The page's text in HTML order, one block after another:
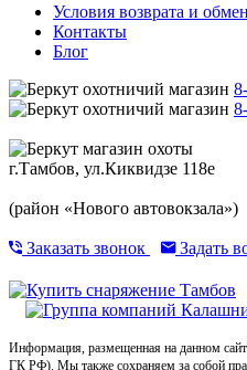
Условия возврата и
Контакты
Блог
8-
8-
г.Тамбов, ул.Киквидзе 118е
(район «Нового автовокзала»)
Заказать звонок Задать
Информация, размещенная на данном
ГК РФ). Мы также сохраняем за собой